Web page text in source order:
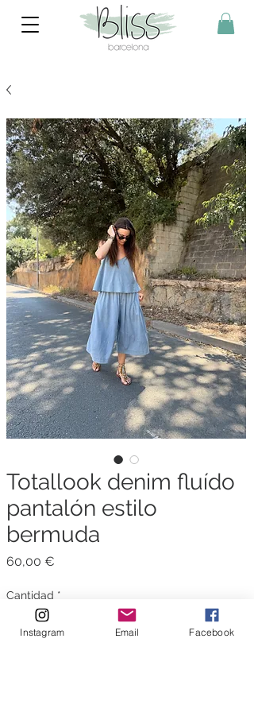
Totallook denim fluído
pantalón estilo
bermuda
60,00 €
Cantidad *
Instagram Email Facebook